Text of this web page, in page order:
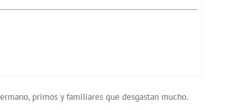
primos y familiares que desgastan mucho.